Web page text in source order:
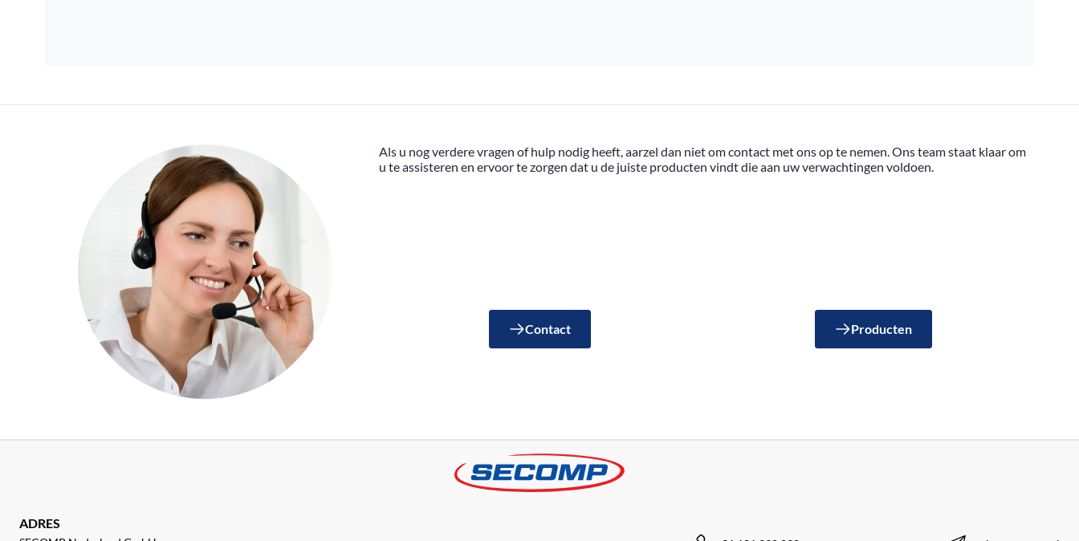
Als u nog verdere vragen of hulp nodig heeft, aarzel dan niet om contact met ons op te nemen. Ons team staat klaar om
u te assisteren en ervoor te zorgen dat u de juiste producten vindt die aan uw verwachtingen voldoen.
Contact Producten
ADRES